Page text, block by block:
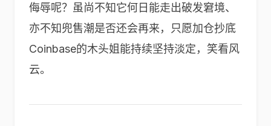
侮辱呢？虽尚不知它何日能走出破发窘境、
亦不知兜售潮是否还会再来，只愿加仓抄底
Coinbase的木头姐能持续坚持淡定，笑看风
云。